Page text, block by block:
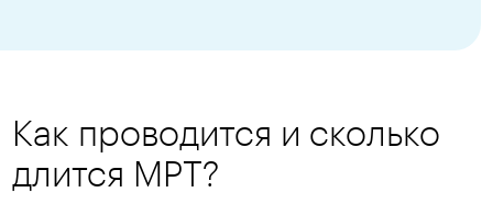
Как проводится и сколько
длится МРТ?